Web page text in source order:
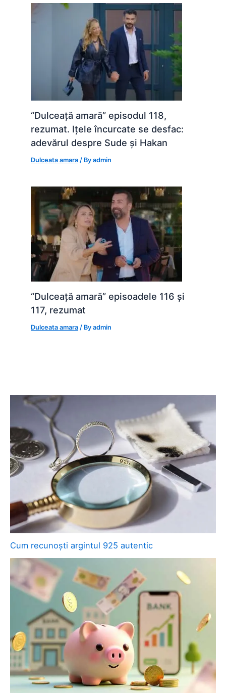
“Dulceață amară” episodul 118,
rezumat. Ițele încurcate se desfac:
adevărul despre Sude și Hakan
Dulceata amara / Byadmin
“Dulceață amară” episoadele 116 și
117, rezumat
Dulceata amara / Byadmin
Cum recunoști argintul 925 autentic